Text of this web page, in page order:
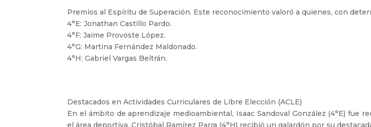
Premios al Espíritu de Superación. Este reconocimiento valoró a quienes, con
4°E: Jonathan Castillo Pardo.
4°F: Jaime Provoste López.
4°G: Martina Fernández Maldonado.
4°H: Gabriel Vargas Beltrán.
Destacados en Actividades Curriculares de Libre Elección (ACLE)
En el ámbito de aprendizaje medioambiental, Isaac Sandoval González (4°E) fue
el área deportiva, Cristóbal Ramírez Parra (4°H) recibió un galardón por su